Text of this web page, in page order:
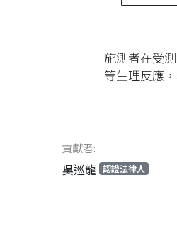
施測者在受
等生理反應
貢獻者:
吳巡龍 認證法律人